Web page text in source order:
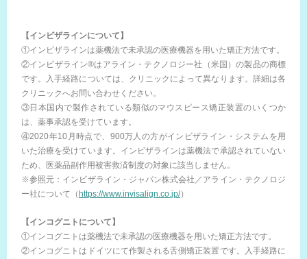
【インビザラインについて】
①インビザラインは薬機法で未承認の医療機器を用いた矯正方法です。
②インビザライン®はアライン・テクノロジー社（米国）の製品の商標
です。入手経路については、クリニックによって異なります。詳細は各
クリニックへお問い合わせください。
③日本国内で製作されている類似のマウスピース矯正装置のいくつか
は、薬事承認を受けています。
④2020年10月時点で、900万人の方がインビザライン・システムを用
いた治療を受けています。インビザラインは薬機法で承認されていない
ため、医薬品副作用被害救済制度の対象に該当しません。
※参照元：インビザライン・ジャパン株式会社／アライン・テクノロジ
ー社について（https://www.invisalign.co.jp/）
【インコグニトについて】
①インコグニトは薬機法で未承認の医療機器を用いた矯正方法です。
②インコグニトはドイツにて作製される舌側矯正装置です。入手経路に